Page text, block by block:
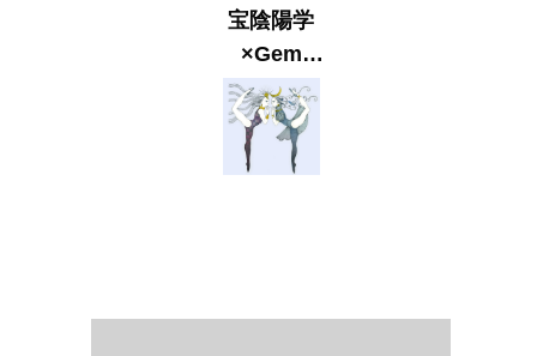
宝陰陽学
×Gem
Muse
【GLITTER
2023